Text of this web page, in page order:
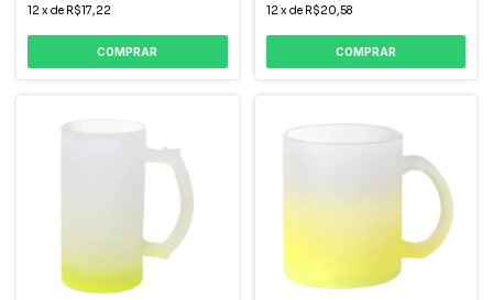
12 xde R$17,22
COMPRAR
12 xde R$20,58
COMPRAR